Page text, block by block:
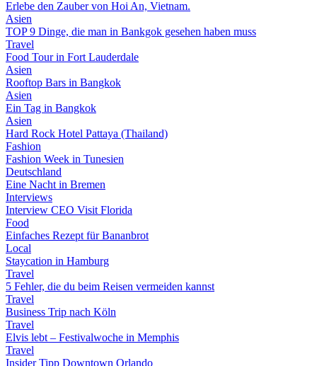
Erlebe den Zauber von Hoi An, Vietnam.
Asien
TOP 9 Dinge, die man in Bankgok gesehen haben muss
Travel
Food Tour in Fort Lauderdale
Asien
Rooftop Bars in Bangkok
Asien
Ein Tag in Bangkok
Asien
Hard Rock Hotel Pattaya (Thailand)
Fashion
Fashion Week in Tunesien
Deutschland
Eine Nacht in Bremen
Interviews
Interview CEO Visit Florida
Food
Einfaches Rezept für Bananbrot
Local
Staycation in Hamburg
Travel
5 Fehler, die du beim Reisen vermeiden kannst
Travel
Business Trip nach Köln
Travel
Elvis lebt – Festivalwoche in Memphis
Travel
Insider Tipp Downtown Orlando